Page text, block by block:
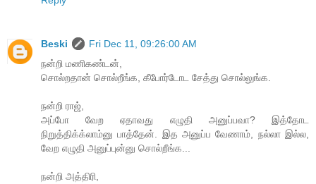
Beski
Fri Dec 11, 09:26:00 AM
நன்றி மணிகண்டன்,
சொல்றதான் சொல்றீங்க, கீபோர்டோட சேத்து சொல்லுங்க.
நன்றி ராஜ்,
அப்போ வேற ஏதாவது எழுதி அனுப்பவா? இத்தோட
நிறுத்திக்க்லாம்னு பாத்தேன். இத அனுப்ப வேணாம், நல்லா இல்ல,
வேற எழுதி அனுப்புன்னு சொல்றீங்க...
நன்றி அத்திரி,